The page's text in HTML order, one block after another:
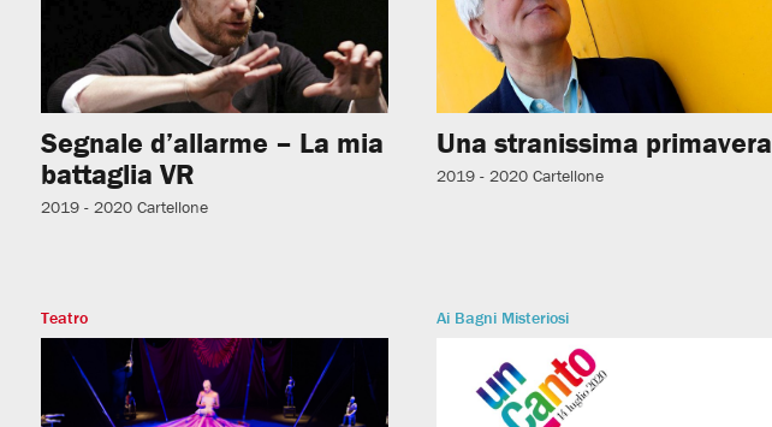
Segnale d’allarme – La mia
battaglia VR
2019 - 2020 Cartellone
Una stranissima primavera
2019 - 2020 Cartellone
Teatro Ai Bagni Misteriosi